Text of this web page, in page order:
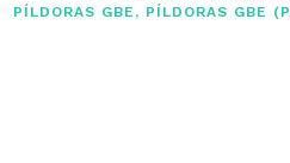
PÍLDORAS GBE , PÍLDORAS GBE